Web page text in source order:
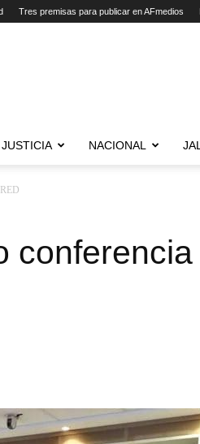
Tres premisas para publicar en AFmedios
JUSTICIA NACIONAL
conferencia